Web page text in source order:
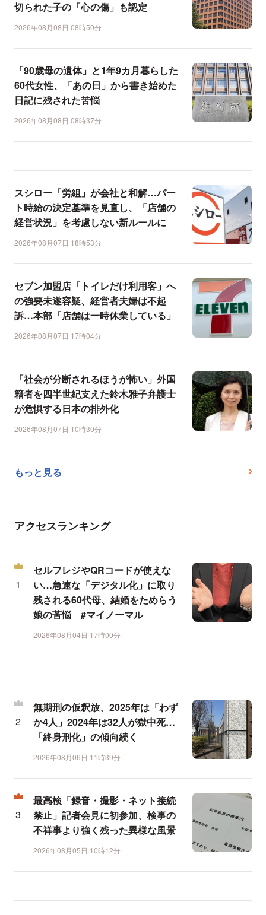
切られた子の「心の傷」も認定
2026年08月08日 08時50分
「90歳母の遺体」と1年9カ月暮らした
60代女性、「あの日」から書き始めた
日記に残された苦悩
2026年08月08日 08時37分
スシロー「労組」が会社と和解…パー
ト時給の決定基準を見直し、「店舗の
経営状況」を考慮しない新ルールに
2026年08月07日 18時53分
セブン加盟店「トイレだけ利用客」へ
の強要未遂容疑、経営者夫婦は不起
訴…本部「店舗は一時休業している」
2026年08月07日 17時04分
「社会が分断されるほうが怖い」外国
籍者を四半世紀支えた鈴木雅子弁護士
が危惧する日本の排外化
2026年08月07日 10時30分
もっと見る
アクセスランキング
セルフレジやQRコードが使えな
い…急速な「デジタル化」に取り
残される60代母、結婚をためらう
娘の苦悩 #マイノーマル
2026年08月04日 17時00分
無期刑の仮釈放、2025年は「わず
か4人」2024年は32人が獄中死…
「終身刑化」の傾向続く
2026年08月06日 11時39分
最高検「録音・撮影・ネット接続
禁止」記者会見に初参加、検事の
不祥事より強く残った異様な風景
2026年08月05日 10時12分